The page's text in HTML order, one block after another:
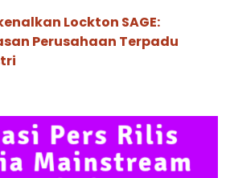
Lockton SAGE:
Perusahaan Terpadu